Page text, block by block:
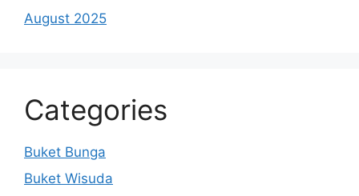
August 2025
Categories
Buket Bunga
Buket Wisuda